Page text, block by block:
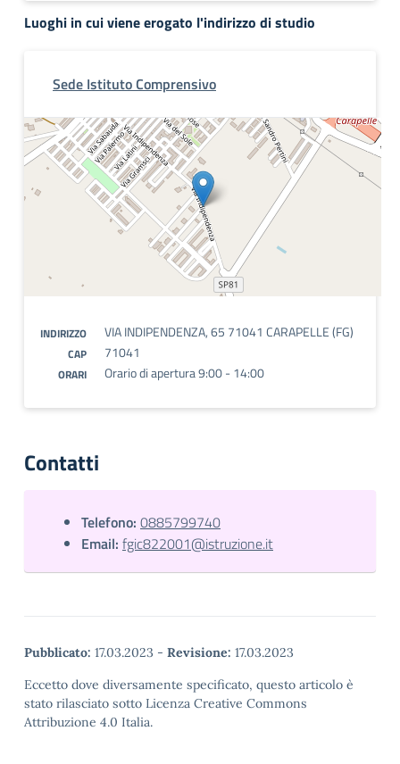
Luoghi in cui viene erogato l'indirizzo di studio
Sede Istituto Comprensivo
INDIRIZZO VIA INDIPENDENZA, 65 71041 CARAPELLE (FG)
CAP 71041
ORARI Orario di apertura 9:00 - 14:00
Contatti
Telefono: 0885799740
Email: fgic822001@istruzione.it
Pubblicato: 17.03.2023 - Revisione: 17.03.2023
Eccetto dove diversamente specificato, questo articolo è
stato rilasciato sotto Licenza Creative Commons
Attribuzione 4.0 Italia.